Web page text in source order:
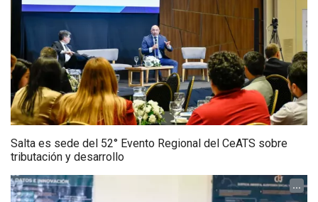
Salta es sede del 52° Evento Regional del CeATS sobre
tributación y desarrollo
...